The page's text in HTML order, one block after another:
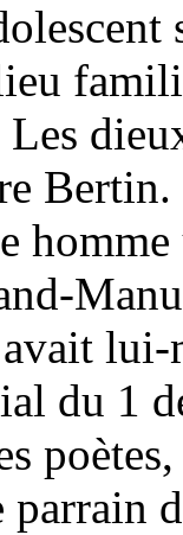
lui-
du 1